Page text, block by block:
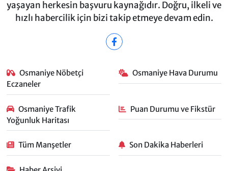
yaşayan herkesin başvuru kaynağıdır. Doğru, ilkeli ve
hızlı habercilik için bizi takip etmeye devam edin.
Osmaniye Nöbetçi
Eczaneler
Osmaniye Hava Durumu
Osmaniye Trafik
Yoğunluk Haritası
Puan Durumu ve Fikstür
Tüm Manşetler Son Dakika Haberleri